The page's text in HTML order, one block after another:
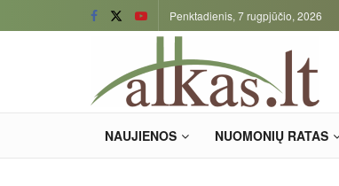
Penktadienis, 7 rugpjūčio, 2026
NAUJIENOS NUOMONIŲ RATAS